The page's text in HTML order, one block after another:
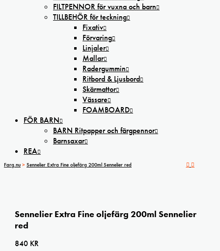
FILTPENNOR för vuxna och barn
TILLBEHÖR för teckning
Fixativ
Förvaring
Linjaler
Mallar
Radergummin
Ritbord & Ljusbord
Skärmattor
Vässare
FOAMBOARD
FÖR BARN
BARN Ritpapper och färgpennor
Barnsaxar
REA
Farg.nu > Sennelier Extra Fine oljefärg 200ml Sennelier red
Sennelier Extra Fine oljefärg 200ml Sennelier
red
840 KR